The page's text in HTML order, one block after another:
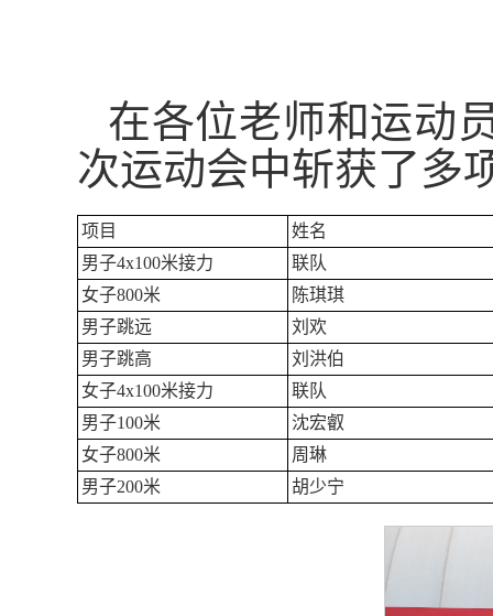
在各位老师和运动
次运动会中斩获了多
项目
姓名
男子4x100米接力
联队
女子800米
陈琪琪
男子跳远
刘欢
男子跳高
刘洪伯
女子4x100米接力
联队
男子100米
沈宏叡
女子800米
周琳
男子200米
胡少宁